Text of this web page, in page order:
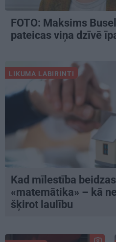
FOTO: Maksims
pateicas viņa dzīvē
LIKUMA LABIRINTI
Kad mīlestība
«matemātika» – kā
šķirot laulību